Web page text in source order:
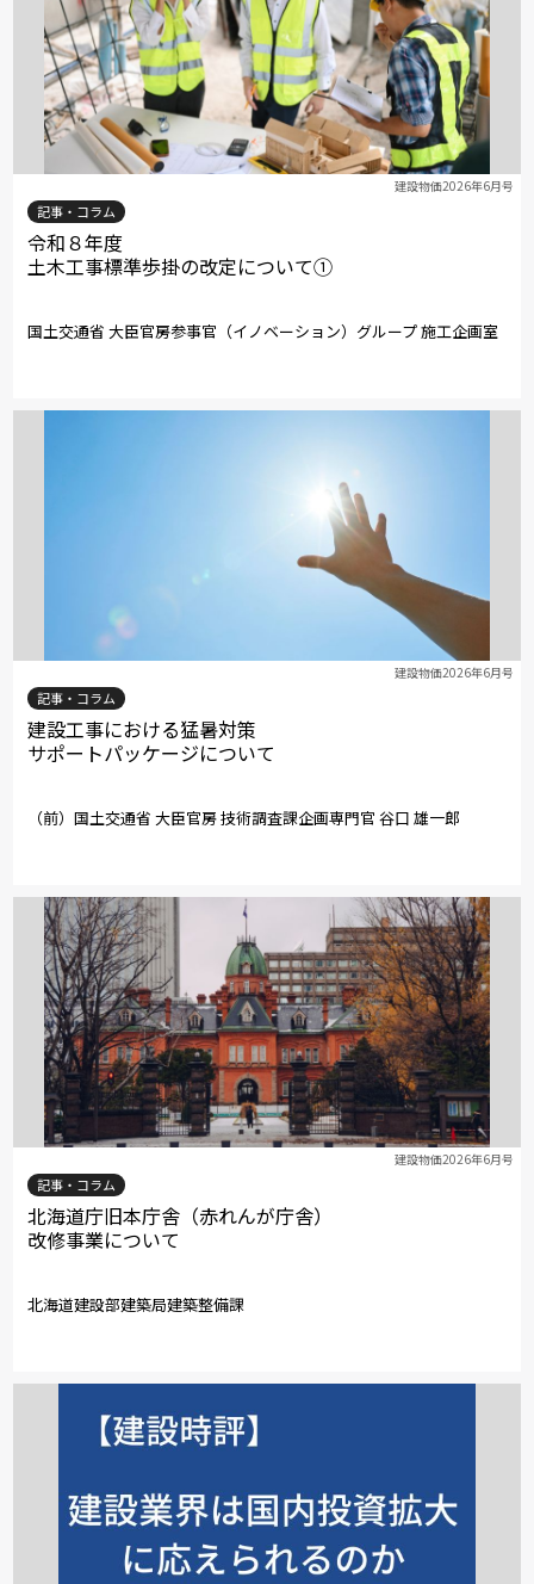
建設物価2026年6月号
記事・コラム
令和８年度
土木工事標準歩掛の改定について①
国土交通省 大臣官房参事官（イノベーション）グループ 施工企画室
建設物価2026年6月号
記事・コラム
建設工事における猛暑対策
サポートパッケージについて
（前）国土交通省 大臣官房 技術調査課企画専門官 谷口 雄一郎
建設物価2026年6月号
記事・コラム
北海道庁旧本庁舎（赤れんが庁舎）
改修事業について
北海道建設部建築局建築整備課